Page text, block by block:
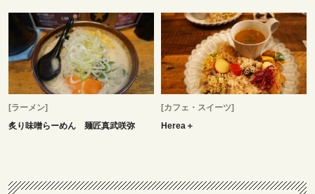
[ラーメン]
炙り味噌らーめん 麺匠真武咲弥
[カフェ・スイーツ]
Herea＋